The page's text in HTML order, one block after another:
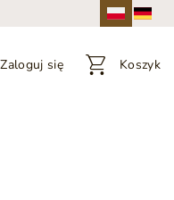
Zaloguj się Koszyk